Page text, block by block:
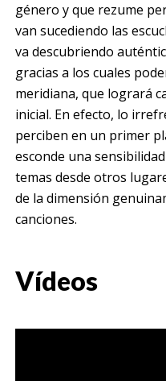
género y que rezume
van sucediendo las
va descubriendo
gracias a los cuales
meridiana, que logrará
inicial. En efecto, lo
perciben en un primer
esconde una
temas desde otros
de la dimensión
canciones.
Vídeos